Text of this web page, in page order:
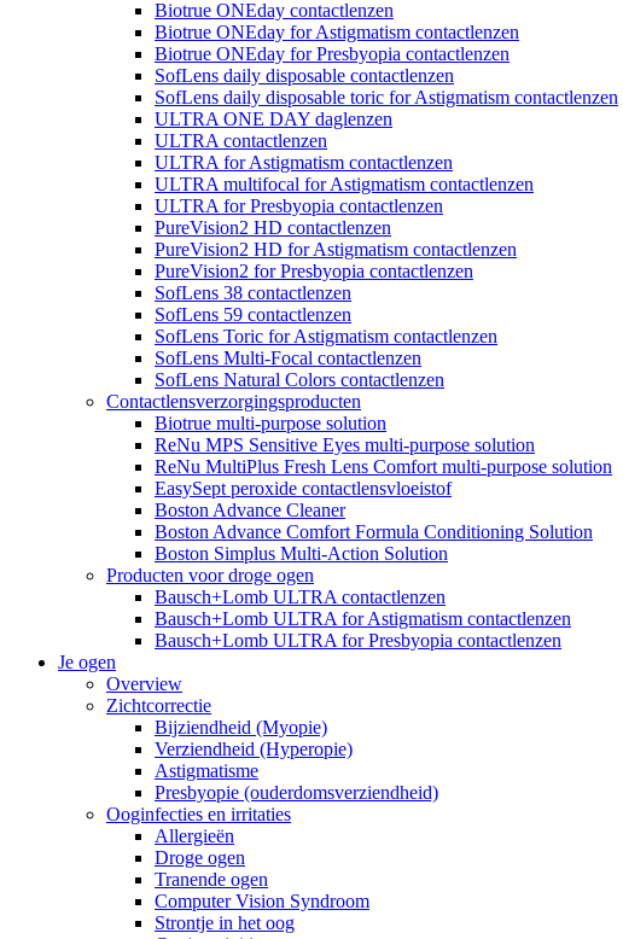
Biotrue ONEday contactlenzen
Biotrue ONEday for Astigmatism contactlenzen
Biotrue ONEday for Presbyopia contactlenzen
SofLens daily disposable contactlenzen
SofLens daily disposable toric for Astigmatism contactlenzen
ULTRA ONE DAY daglenzen
ULTRA contactlenzen
ULTRA for Astigmatism contactlenzen
ULTRA multifocal for Astigmatism contactlenzen
ULTRA for Presbyopia contactlenzen
PureVision2 HD contactlenzen
PureVision2 HD for Astigmatism contactlenzen
PureVision2 for Presbyopia contactlenzen
SofLens 38 contactlenzen
SofLens 59 contactlenzen
SofLens Toric for Astigmatism contactlenzen
SofLens Multi-Focal contactlenzen
SofLens Natural Colors contactlenzen
Contactlensverzorgingsproducten
Biotrue multi-purpose solution
ReNu MPS Sensitive Eyes multi-purpose solution
ReNu MultiPlus Fresh Lens Comfort multi-purpose solution
EasySept peroxide contactlensvloeistof
Boston Advance Cleaner
Boston Advance Comfort Formula Conditioning Solution
Boston Simplus Multi-Action Solution
Producten voor droge ogen
Bausch+Lomb ULTRA contactlenzen
Bausch+Lomb ULTRA for Astigmatism contactlenzen
Bausch+Lomb ULTRA for Presbyopia contactlenzen
Je ogen
Overview
Zichtcorrectie
Bijziendheid (Myopie)
Verziendheid (Hyperopie)
Astigmatisme
Presbyopie (ouderdomsverziendheid)
Ooginfecties en irritaties
Allergieën
Droge ogen
Tranende ogen
Computer Vision Syndroom
Strontje in het oog